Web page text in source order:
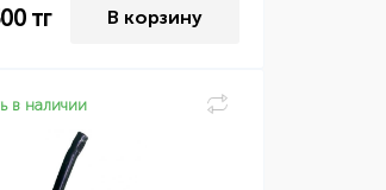
тг В корзину
в наличии